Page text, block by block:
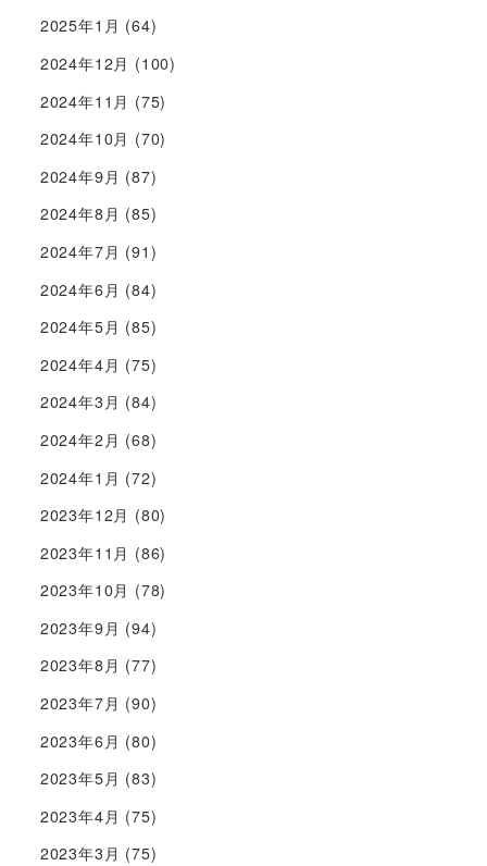
2025年1月 (64)
2024年12月 (100)
2024年11月 (75)
2024年10月 (70)
2024年9月 (87)
2024年8月 (85)
2024年7月 (91)
2024年6月 (84)
2024年5月 (85)
2024年4月 (75)
2024年3月 (84)
2024年2月 (68)
2024年1月 (72)
2023年12月 (80)
2023年11月 (86)
2023年10月 (78)
2023年9月 (94)
2023年8月 (77)
2023年7月 (90)
2023年6月 (80)
2023年5月 (83)
2023年4月 (75)
2023年3月 (75)